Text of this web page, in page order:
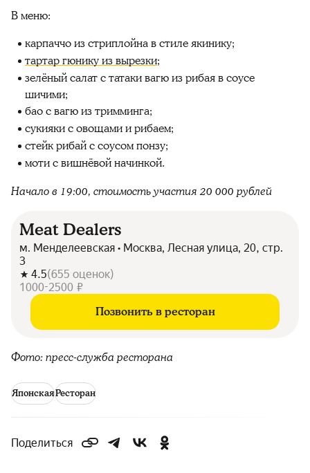
В меню:
карпаччо из стриплойна в стиле якинику;
тартар гюнику из вырезки;
зелёный салат с татаки вагю из рибая в соусе
шичими;
бао с вагю из тримминга;
сукияки с овощами и рибаем;
стейк рибай с соусом понзу;
моти с вишнёвой начинкой.
Начало в 19:00, стоимость участия 20 000 рублей
Meat Dealers
м. Менделеевская • Москва, Лесная улица, 20, стр.
3
4.5(655 оценок)
1000-2500 ₽
Позвонить в ресторан
Фото: пресс-служба ресторана
ЯпонскаяРесторан
Поделиться